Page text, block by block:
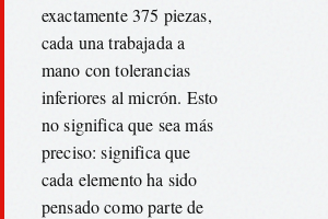
exactamente 375 piezas,
cada una trabajada a
mano con tolerancias
inferiores al micrón. Esto
no significa que sea más
preciso: significa que
cada elemento ha sido
pensado como parte de